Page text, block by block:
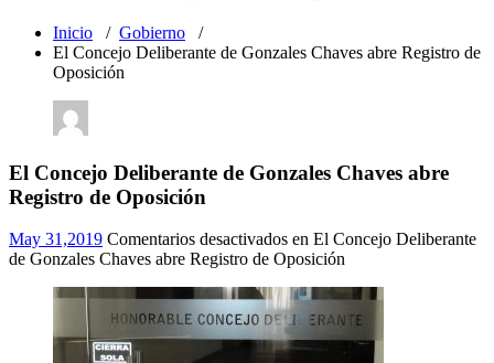
Inicio / Gobierno /
El Concejo Deliberante de Gonzales Chaves abre Registro de
Oposición
El Concejo Deliberante de Gonzales Chaves abre
Registro de Oposición
May 31,2019 Comentarios desactivados en El Concejo Deliberante
de Gonzales Chaves abre Registro de Oposición